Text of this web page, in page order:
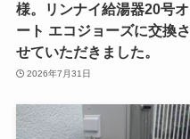
様。リンナイ給湯器20号オ
ート エコジョーズに交換さ
せていただきました。
2026年7月31日